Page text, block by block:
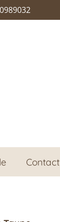
Contact